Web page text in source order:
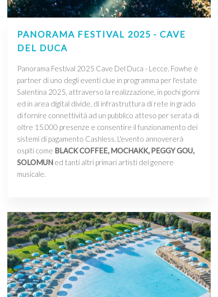
PANORAMA FESTIVAL 2025 - CAVE
DEL DUCA
Panorama Festival 2025 Cave Del Duca - Lecce. Fowhe è
partner di uno degli eventi clue in programma per l'estate
Salentina 2025, attraverso la realizzazione, in pochi giorni
ed in area digital divide, di infrastruttura di rete in grado
di fornire connettività ad un pubblico atteso per serata di
oltre 15.000 presenze e consentire il funzionamento dei
sistemi di pagamento Cashless. L'evento annovererà
ospiti come BLACK COFFEE, MOCHAKK, PEGGY GOU,
SOLOMUN ed tanti altri primari artisti del genere
musicale.